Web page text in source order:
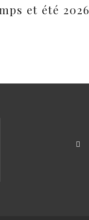
et été 2026